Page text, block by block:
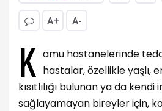
A+ A-
K amu hastanelerinde
hastalar, özellikle yaşlı,
kısıtlılığı bulunan ya da
sağlayamayan bireyler için,